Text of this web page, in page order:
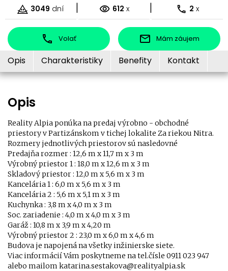
3049 dní | 612 x | 2 x
Volať Mám záujem
Opis Charakteristiky Benefity Kontakt
Opis
Reality Alpia ponúka na predaj výrobno - obchodné
priestory v Partizánskom v tichej lokalite Za riekou Nitra.
Rozmery jednotlivých priestorov sú nasledovné
Predajňa rozmer : 12,6 m x 11,7 m x 3 m
Výrobný priestor 1 : 18,0 m x 12,6 m x 3 m
Skladový priestor : 12,0 m x 5,6 m x 3 m
Kancelária 1 : 6,0 m x 5,6 m x 3 m
Kancelária 2 : 5,6 m x 5,1 m x 3 m
Kuchynka : 3,8 m x 4,0 m x 3 m
Soc. zariadenie : 4,0 m x 4,0 m x 3 m
Garáž : 10,8 m x 3,9 m x 4,20 m
Výrobný priestor 2 : 23,0 m x 6,0 m x 4,6 m
Budova je napojená na všetky inžinierske siete.
Viac informácií Vám poskytneme na tel.čísle 0911 023 947
alebo mailom katarina.sestakova@realityalpia.sk